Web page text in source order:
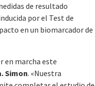
de resultado
por el Test de
en un biomarcador de
en marcha este
Simon. «Nuestra